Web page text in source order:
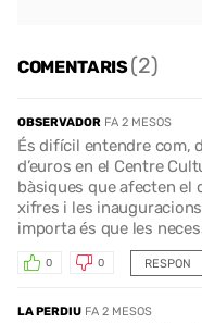
COMENTARIS(2)
OBSERVADOR FA 2 MESOS
És difícil entendre com,
d’euros en el Centre
bàsiques que afecten el
xifres i les
importa és que les
RESPON
0 0
LA PERDIU FA 2 MESOS